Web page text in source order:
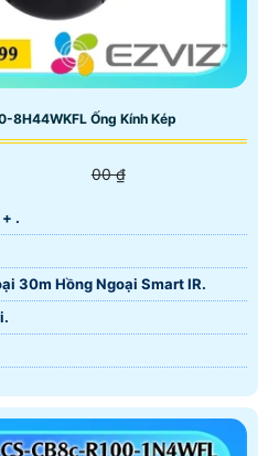
8H44WKFL Ống Kính Kép
00 ₫
.
30m Hồng Ngoại Smart IR.